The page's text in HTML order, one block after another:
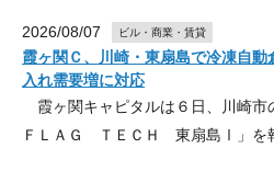
2026/08/07 ビル・商業・賃貸
霞ヶ関Ｃ、川崎・東扇島で冷凍自
入れ需要増に対応
霞ヶ関キャピタルは６日、川崎
ＦＬＡＧ ＴＥＣＨ 東扇島Ⅰ」を